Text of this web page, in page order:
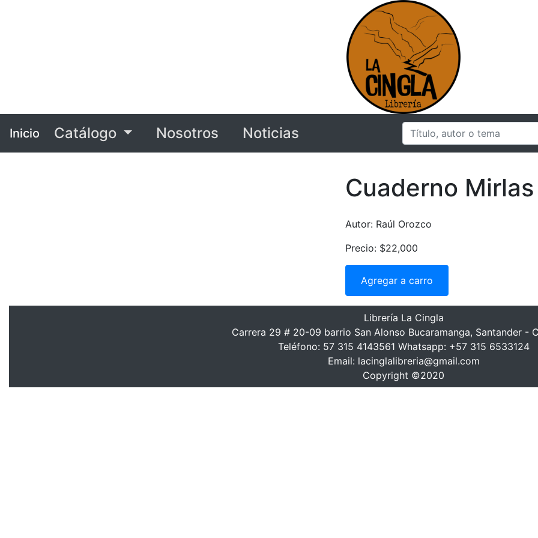
Inicio Catálogo Nosotros Noticias
Cuaderno
Autor: Raúl Orozco
Precio: $22,000
Agregar a carro
Librería La Cingla
Carrera 29 # 20-09 barrio San Alonso Bucaramanga, Santander -
Teléfono: 57 315 4143561 Whatsapp: +57 315 6533124
Email: lacinglalibreria@gmail.com
Copyright ©2020